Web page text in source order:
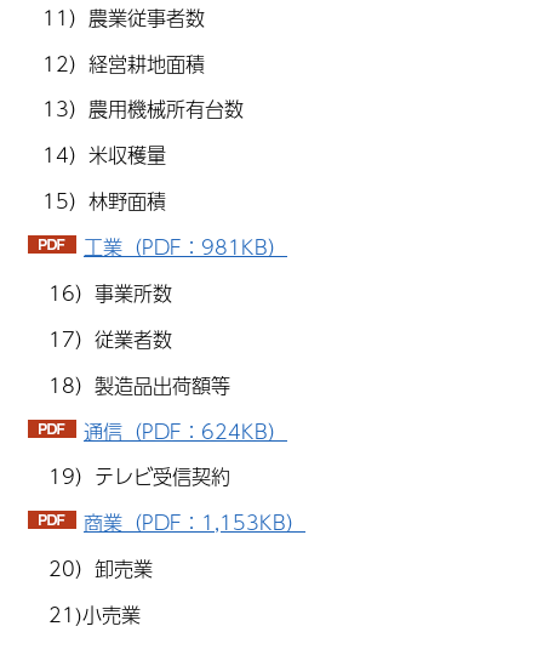
11）農業従事者数
12）経営耕地面積
13）農用機械所有台数
14）米収穫量
15）林野面積
工業（PDF：981KB）
16）事業所数
17）従業者数
18）製造品出荷額等
通信（PDF：624KB）
19）テレビ受信契約
商業（PDF：1,153KB）
20）卸売業
21)小売業